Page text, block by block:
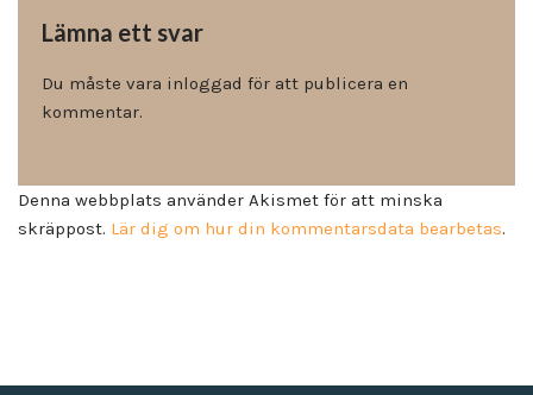
Lämna ett svar
Du måste vara inloggad för att publicera en
kommentar.
Denna webbplats använder Akismet för att minska
skräppost. Lär dig om hur din kommentarsdata bearbetas.